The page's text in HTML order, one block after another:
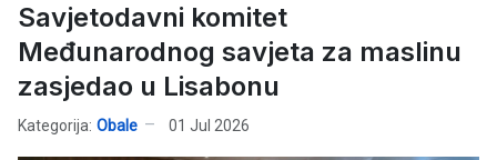
Savjetodavni komitet
Međunarodnog savjeta za maslinu
zasjedao u Lisabonu
Kategorija: Obale 01 Jul 2026